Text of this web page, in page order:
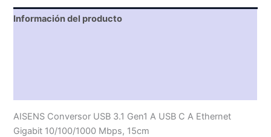
Información del producto
AISENS Conversor USB 3.1 Gen1 A USB C A Ethernet
Gigabit 10/100/1000 Mbps, 15cm